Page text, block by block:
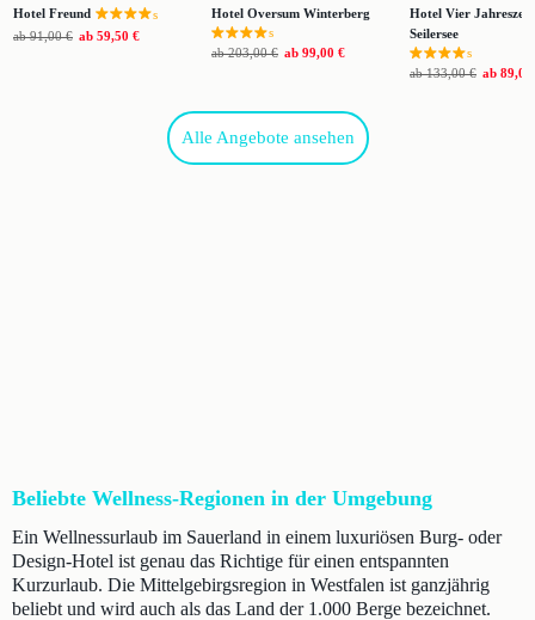
Hotel Freund
s
ab 91,00 € ab 59,50 €
Hotel Oversum Winterberg
s
ab 203,00 € ab 99,00 €
Hotel Vier
Seilersee
s
ab 133,00 € ab 89,00
Alle Angebote ansehen
Beliebte Wellness-Regionen in der Umgebung
Ein Wellnessurlaub im Sauerland in einem luxuriösen Burg- oder
Design-Hotel ist genau das Richtige für einen entspannten
Kurzurlaub. Die Mittelgebirgsregion in Westfalen ist ganzjährig
beliebt und wird auch als das Land der 1.000 Berge bezeichnet.